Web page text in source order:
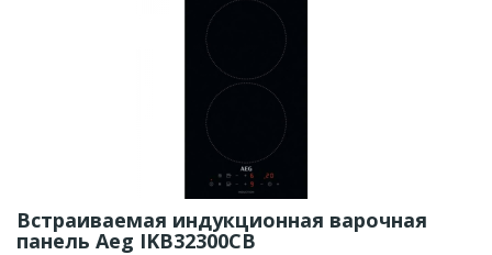
Встраиваемая индукционная варочная
панель Aeg IKB32300CB